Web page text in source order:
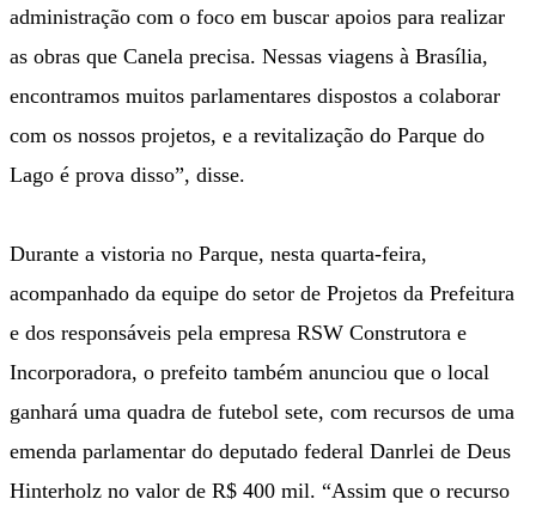
administração com o foco em buscar apoios para realizar
as obras que Canela precisa. Nessas viagens à Brasília,
encontramos muitos parlamentares dispostos a colaborar
com os nossos projetos, e a revitalização do Parque do
Lago é prova disso”, disse.
Durante a vistoria no Parque, nesta quarta-feira,
acompanhado da equipe do setor de Projetos da Prefeitura
e dos responsáveis pela empresa RSW Construtora e
Incorporadora, o prefeito também anunciou que o local
ganhará uma quadra de futebol sete, com recursos de uma
emenda parlamentar do deputado federal Danrlei de Deus
Hinterholz no valor de R$ 400 mil. “Assim que o recurso